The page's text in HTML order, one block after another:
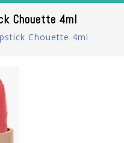
Chouette 4ml
Chouette 4ml